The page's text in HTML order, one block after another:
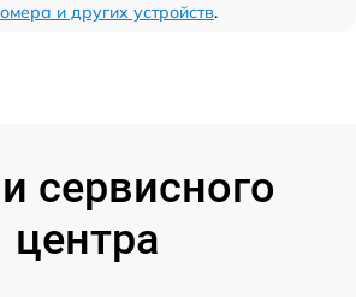
и других устройств.
сервисного
центра